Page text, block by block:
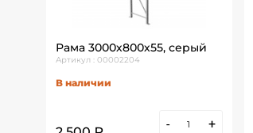
Рама 3000х800х55, серый
Артикул : 00002204
В наличии
- +